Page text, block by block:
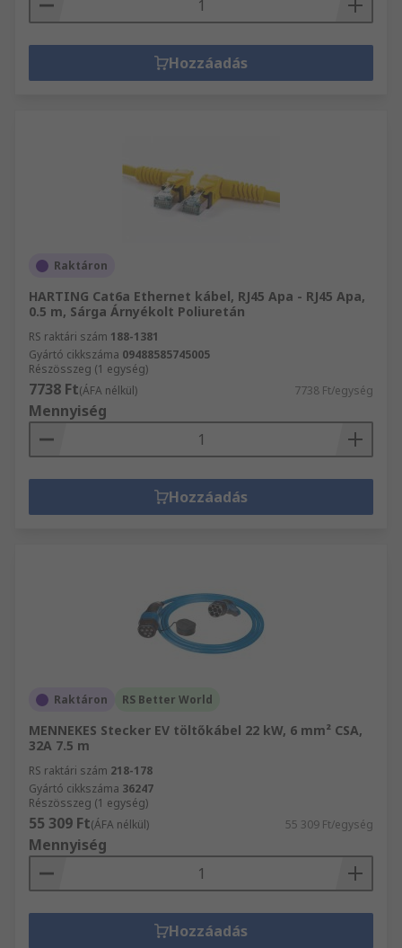
Hozzáadás
Raktáron
HARTING Cat6a Ethernet kábel, RJ45 Apa - RJ45 Apa,
0.5 m, Sárga Árnyékolt Poliuretán
RS raktári szám 188-1381
Gyártó cikkszáma 09488585745005
Részösszeg (1 egység)
7738 Ft(ÁFA nélkül) 7738 Ft/egység
Mennyiség
Hozzáadás
Raktáron RS Better World
MENNEKES Stecker EV töltőkábel 22 kW, 6 mm² CSA,
32A 7.5 m
RS raktári szám 218-178
Gyártó cikkszáma 36247
Részösszeg (1 egység)
55 309 Ft(ÁFA nélkül) 55 309 Ft/egység
Mennyiség
Hozzáadás